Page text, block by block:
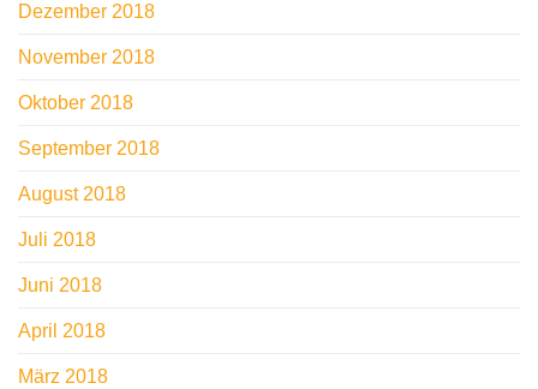
Dezember 2018
November 2018
Oktober 2018
September 2018
August 2018
Juli 2018
Juni 2018
April 2018
März 2018